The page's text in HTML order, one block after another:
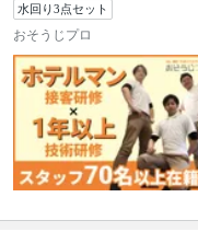
水回り3点セット
おそうじプロ